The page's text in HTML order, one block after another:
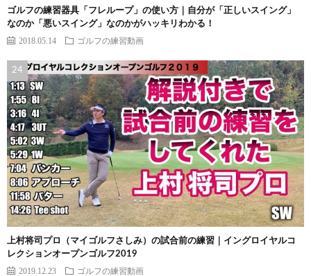
ゴルフの練習器具「フレループ」の使い方｜自分が「正しいスイング」
なのか「悪いスイング」なのかがハッキリわかる！
2018.05.14 ゴルフの練習動画
上村将司プロ（マイゴルフさしみ）の試合前の練習｜イングロイヤルコ
レクションオープンゴルフ2019
2019.12.23 ゴルフの練習動画